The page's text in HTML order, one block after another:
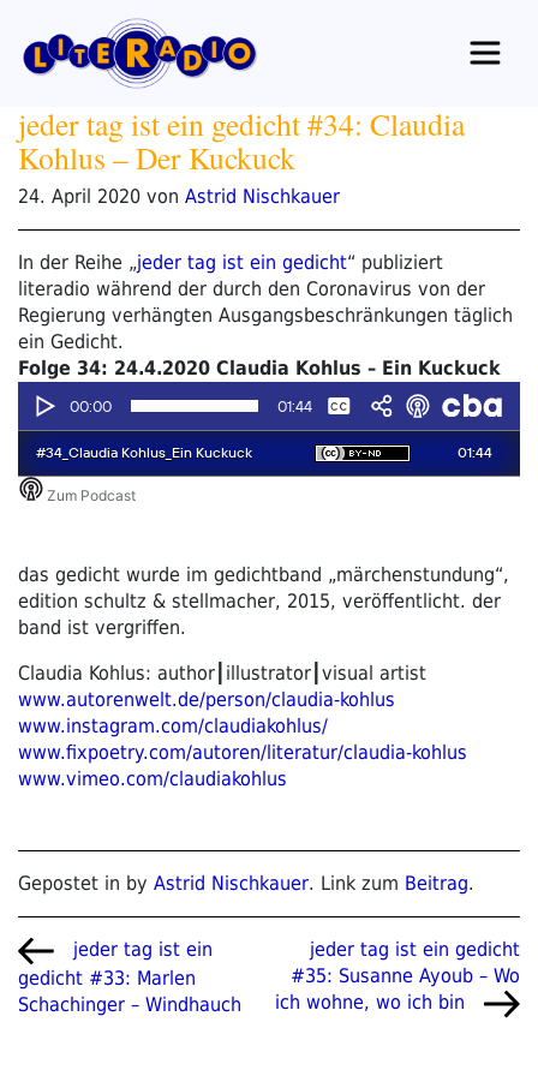
Inhalt
springen
jeder tag ist ein gedicht #34: Claudia
Kohlus – Der Kuckuck
24. April 2020Veröffentlicht
von Astrid Nischkauer
In der Reihe „jeder tag ist ein gedicht“ publiziert
literadio während der durch den Coronavirus von der
Regierung verhängten Ausgangsbeschränkungen täglich
ein Gedicht.
Folge 34: 24.4.2020 Claudia Kohlus – Ein Kuckuck
das gedicht wurde im gedichtband „märchenstundung“,
edition schultz & stellmacher, 2015, veröffentlicht. der
band ist vergriffen.
Claudia Kohlus: author┃illustrator┃visual artist
www.autorenwelt.de/person/claudia-kohlus
www.instagram.com/claudiakohlus/
www.fixpoetry.com/autoren/literatur/claudia-kohlus
www.vimeo.com/claudiakohlus
Gepostet in by Astrid Nischkauer. Link zum Beitrag.
Beitragsnavigation
Vorheriger
Beitrag
jeder tag ist ein
gedicht #33: Marlen
Schachinger – Windhauch
Nächster
Beitrag
jeder tag ist ein gedicht
#35: Susanne Ayoub – Wo
ich wohne, wo ich bin